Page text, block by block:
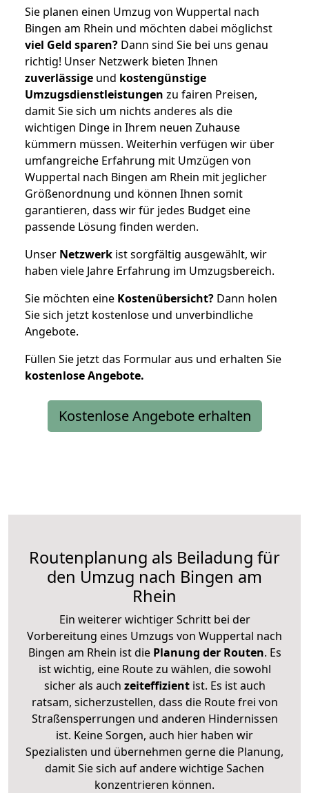
Sie planen einen Umzug von Wuppertal nach
Bingen am Rhein und möchten dabei möglichst
viel Geld sparen? Dann sind Sie bei uns genau
richtig! Unser Netzwerk bieten Ihnen
zuverlässige und kostengünstige
Umzugsdienstleistungen zu fairen Preisen,
damit Sie sich um nichts anderes als die
wichtigen Dinge in Ihrem neuen Zuhause
kümmern müssen. Weiterhin verfügen wir über
umfangreiche Erfahrung mit Umzügen von
Wuppertal nach Bingen am Rhein mit jeglicher
Größenordnung und können Ihnen somit
garantieren, dass wir für jedes Budget eine
passende Lösung finden werden.
Unser Netzwerk ist sorgfältig ausgewählt, wir
haben viele Jahre Erfahrung im Umzugsbereich.
Sie möchten eine Kostenübersicht? Dann holen
Sie sich jetzt kostenlose und unverbindliche
Angebote.
Füllen Sie jetzt das Formular aus und erhalten Sie
kostenloseAngebote.
Kostenlose Angebote erhalten
Routenplanung als Beiladung für
den Umzug nach Bingen am
Rhein
Ein weiterer wichtiger Schritt bei der
Vorbereitung eines Umzugs von Wuppertal nach
Bingen am Rhein ist diePlanung der Routen. Es
ist wichtig, eine Route zu wählen, die sowohl
sicher als auch zeiteffizientist. Es ist auch
ratsam, sicherzustellen, dass die Route frei von
Straßensperrungen und anderen Hindernissen
ist. Keine Sorgen, auch hier haben wir
Spezialisten und übernehmen gerne die Planung,
damit Sie sich auf andere wichtige Sachen
konzentrieren können.